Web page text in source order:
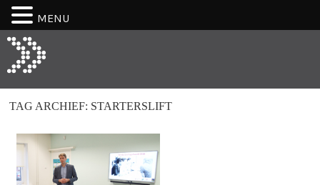
TAG ARCHIEF: STARTERSLIFT
MENU